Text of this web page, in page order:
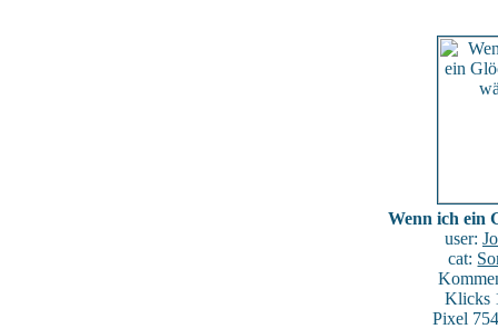
Wenn ich ein
user:
cat:
Klicks
Pixel